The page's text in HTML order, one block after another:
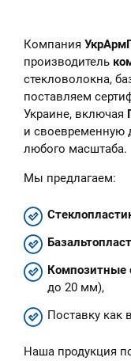
Компания
производитель
стекловолокна,
поставляем
Украине, включая
и своевременную
любого масштаба.
Мы предлагаем:
Композитные
до 20 мм),
Поставку как
Наша продукция